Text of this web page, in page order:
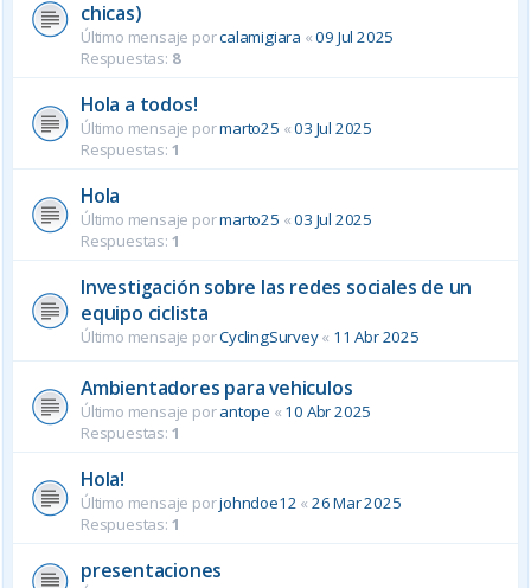
chicas)
Último mensaje porcalamigiara «09 Jul 2025
Respuestas: 8
Hola a todos!
Último mensaje pormarto25 «03 Jul 2025
Respuestas: 1
Hola
Último mensaje pormarto25 «03 Jul 2025
Respuestas: 1
Investigación sobre las redes sociales de un
equipo ciclista
Último mensaje porCyclingSurvey« 11 Abr 2025
Ambientadores para vehiculos
Último mensaje porantope « 10 Abr 2025
Respuestas: 1
Hola!
Último mensaje porjohndoe12 « 26 Mar 2025
Respuestas: 1
presentaciones